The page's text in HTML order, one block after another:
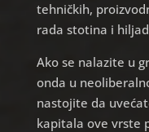
tehničkih,
rada stotina i
Ako se nalazite u
onda u
nastojite da
kapitala ove vrste